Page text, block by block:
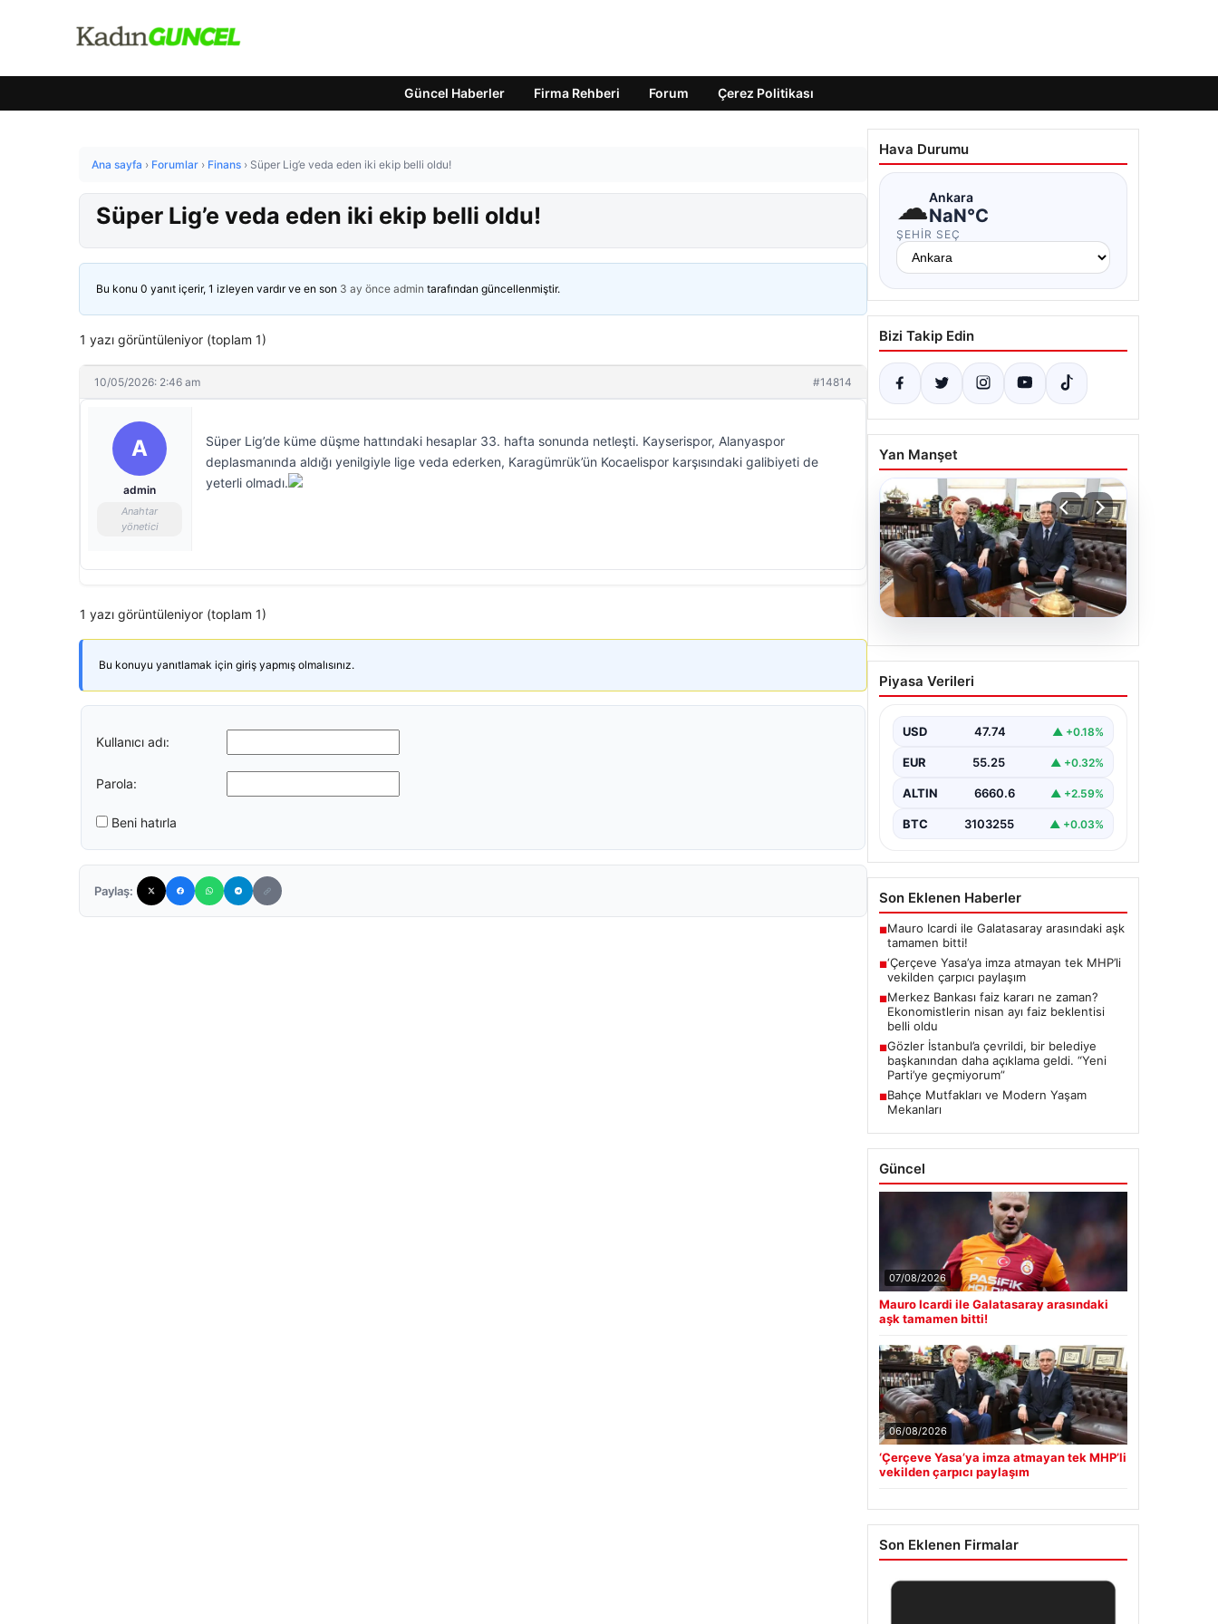
Güncel Haberler Firma Rehberi Forum Çerez Politikası
Ana sayfa › Forumlar › Finans › Süper Lig’e veda eden iki ekip belli oldu!
Süper Lig’e veda eden iki ekip belli oldu!
Bu konu 0 yanıt içerir, 1 izleyen vardır ve en son 3 ay önce admin tarafından güncellenmiştir.
1 yazı görüntüleniyor (toplam 1)
10/05/2026: 2:46 am #14814
A
admin
Anahtar
yönetici
Süper Lig’de küme düşme hattındaki hesaplar 33. hafta sonunda netleşti. Kayserispor, Alanyaspor
deplasmanında aldığı yenilgiyle lige veda ederken, Karagümrük’ün Kocaelispor karşısındaki galibiyeti de
yeterli olmadı.
1 yazı görüntüleniyor (toplam 1)
Bu konuyu yanıtlamak için giriş yapmış olmalısınız.
Kullanıcı adı:
Parola:
Beni hatırla
Paylaş:
Hava Durumu
☁Ankara
NaN°C
ŞEHIR SEÇ
Bizi Takip Edin
Yan Manşet
06.08.2026
‘Çerçeve Yasa’ya imza
atmayan tek MHP’li
Piyasa Verileri
USD 47.74 ▲ +0.18%
EUR 55.25 ▲ +0.32%
ALTIN 6660.6 ▲ +2.59%
BTC 3103255 ▲ +0.03%
Son Eklenen Haberler
■Mauro Icardi ile Galatasaray arasındaki aşk
tamamen bitti!
■‘Çerçeve Yasa’ya imza atmayan tek MHP’li
vekilden çarpıcı paylaşım
■Merkez Bankası faiz kararı ne zaman?
Ekonomistlerin nisan ayı faiz beklentisi
belli oldu
■Gözler İstanbul’a çevrildi, bir belediye
başkanından daha açıklama geldi. “Yeni
Parti’ye geçmiyorum”
■Bahçe Mutfakları ve Modern Yaşam
Mekanları
Güncel
07/08/2026
Mauro Icardi ile Galatasaray arasındaki
aşk tamamen bitti!
06/08/2026
‘Çerçeve Yasa’ya imza atmayan tek MHP’li
vekilden çarpıcı paylaşım
Son Eklenen Firmalar